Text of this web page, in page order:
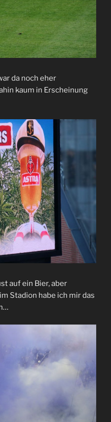
da noch eher
kaum in Erscheinung
auf ein Bier, aber
Stadion habe ich mir das